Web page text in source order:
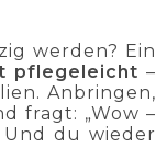
werden? Ein
pflegeleicht –
Anbringen,
fragt: „Wow –
Und du wieder